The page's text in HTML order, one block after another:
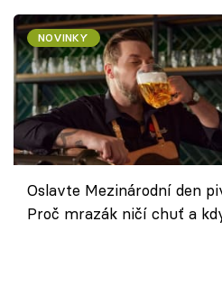
NOVINKY
Oslavte Mezinárodní den
Proč mrazák ničí chuť a